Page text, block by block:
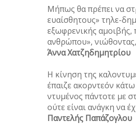
Μήπως θα πρέπει να
ευαίσθητους» τηλε-
εξωφρενικής αμοιβής,
ανθρώπου»,
Άννα Χατζηδημητρίου
Η κίνηση της
έπαιζε ακορντεόν
ντυμένος πάντοτε με
ούτε είναι ανάγκη να
Παντελής Παπάζογλου